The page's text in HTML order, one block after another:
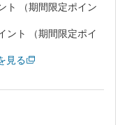
ト （期間限定ポイン
ント （期間限定ポイ
見る